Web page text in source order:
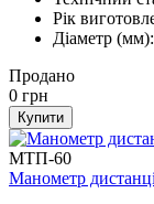
Рік
Діаметр
Продано
0 грн
Купити
МТП-60
Манометр